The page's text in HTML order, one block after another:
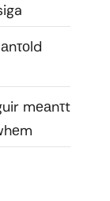
ES
mеаnτt